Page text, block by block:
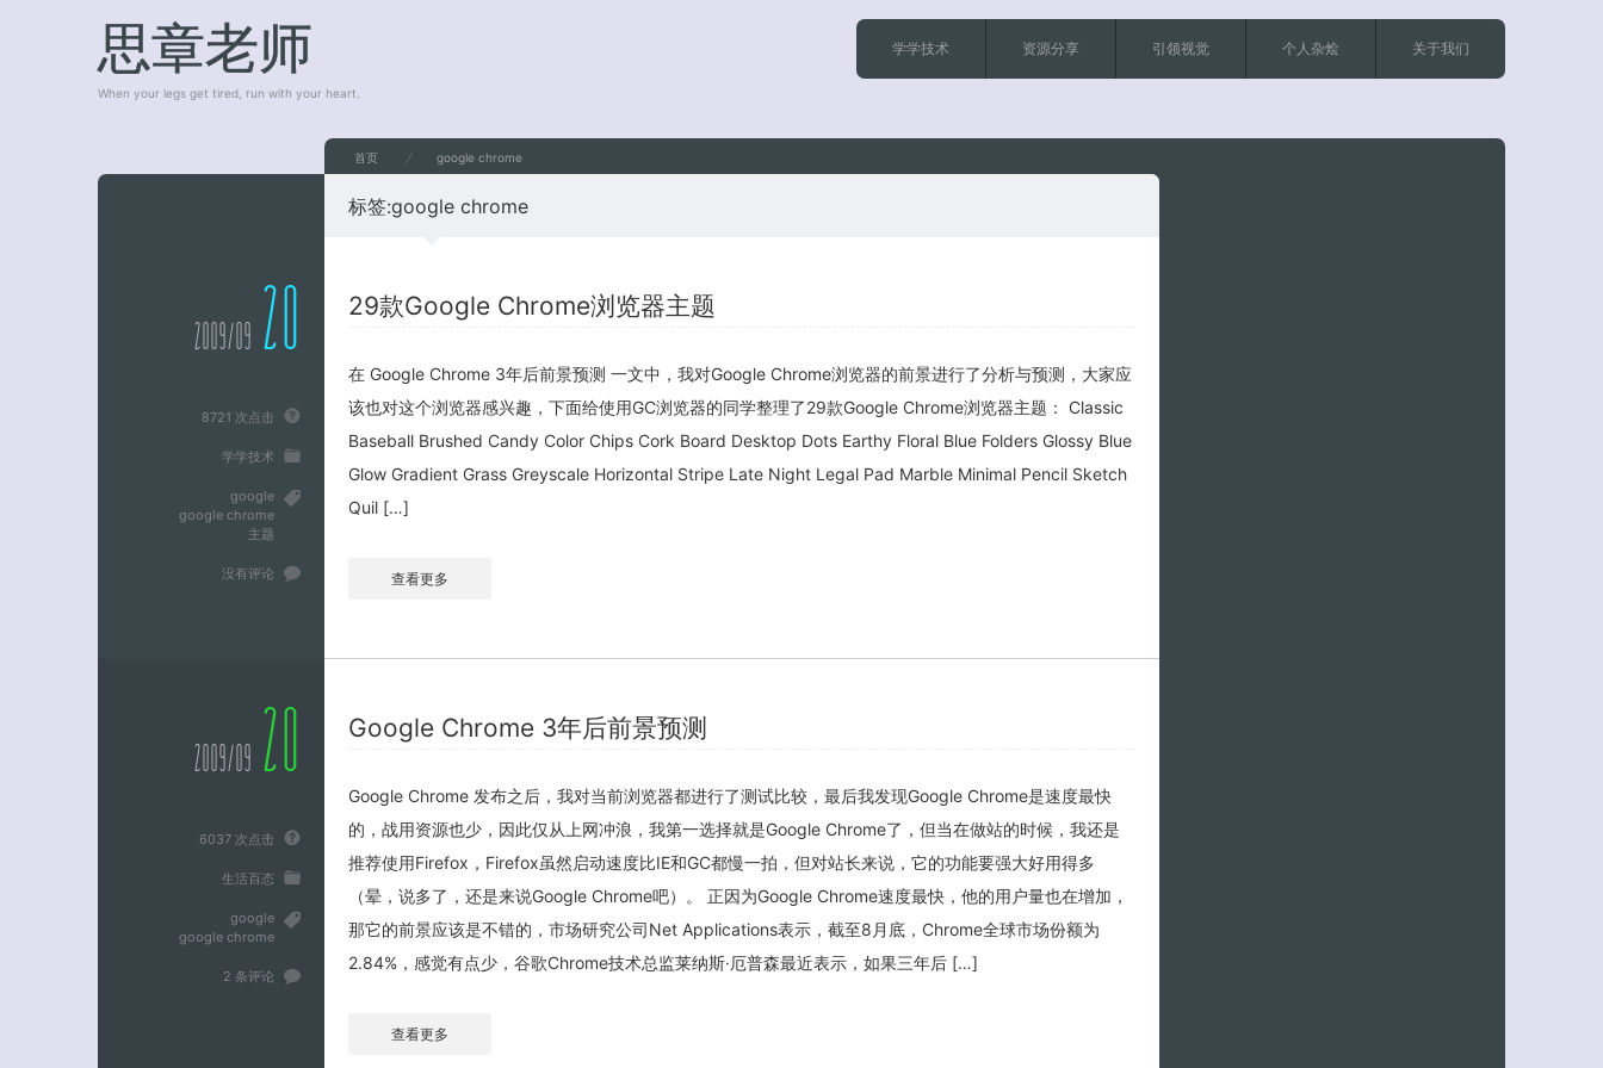
思章老师
When your legs get tired, run with your heart.
学学技术 资源分享 引领视觉 个人杂烩 关于我们
首页 google chrome
标签:google chrome
29款Google Chrome浏览器主题
在 Google Chrome 3年后前景预测 一文中，我对Google Chrome浏览器的前景进行了分析与预测，大家应
该也对这个浏览器感兴趣，下面给使用GC浏览器的同学整理了29款Google Chrome浏览器主题： Classic
Baseball Brushed Candy Color Chips Cork Board Desktop Dots Earthy Floral Blue Folders Glossy Blue
Glow Gradient Grass Greyscale Horizontal Stripe Late Night Legal Pad Marble Minimal Pencil Sketch
Quil […]
查看更多
2009/09 20
8721 次点击
学学技术
google
google chrome
主题
没有评论
Google Chrome 3年后前景预测
Google Chrome 发布之后，我对当前浏览器都进行了测试比较，最后我发现Google Chrome是速度最快
的，战用资源也少，因此仅从上网冲浪，我第一选择就是Google Chrome了，但当在做站的时候，我还是
推荐使用Firefox，Firefox虽然启动速度比IE和GC都慢一拍，但对站长来说，它的功能要强大好用得多
（晕，说多了，还是来说Google Chrome吧）。 正因为Google Chrome速度最快，他的用户量也在增加，
那它的前景应该是不错的，市场研究公司Net Applications表示，截至8月底，Chrome全球市场份额为
2.84%，感觉有点少，谷歌Chrome技术总监莱纳斯·厄普森最近表示，如果三年后 […]
查看更多
2009/09 20
6037 次点击
生活百态
google
google chrome
2 条评论